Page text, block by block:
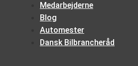
Medarbejderne
Blog
Automester
Dansk Bilbrancheråd